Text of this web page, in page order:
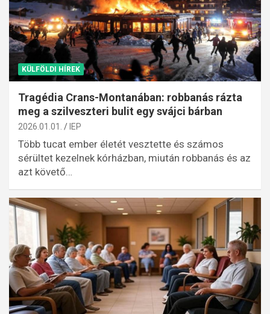
KÜLFÖLDI HÍREK
Tragédia Crans-Montanában: robbanás rázta
meg a szilveszteri bulit egy svájci bárban
2026.01.01. IEP
Több tucat ember életét vesztette és számos
sérültet kezelnek kórházban, miután robbanás és az
azt követő…